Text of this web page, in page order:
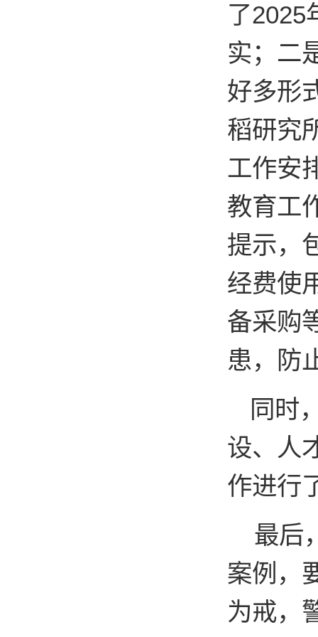
了2025
实；二
好多形
稻研究
工作安
教育工
提示，
经费使
备采购
患，防
同时
设、人
作进行
最后
案例，
为戒，